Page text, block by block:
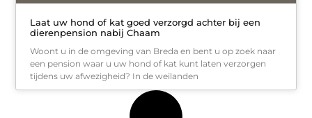
Laat uw hond of kat goed verzorgd achter bij een
dierenpension nabij Chaam
Woont u in de omgeving van Breda en bent u op zoek naar
een pension waar u uw hond of kat kunt laten verzorgen
tijdens uw afwezigheid? In de weilanden